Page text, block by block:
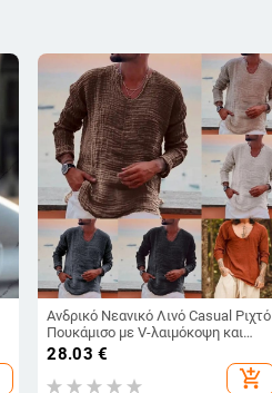
Ανδρικό Νεανικό Λινό Casual Ριχτό
Πουκάμισο με V-λαιμόκοψη και
Πλύσιμο, Λειαντικό και
28.03 €
add_shopping_cart